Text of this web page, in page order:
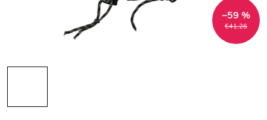
€41,26
–59 %